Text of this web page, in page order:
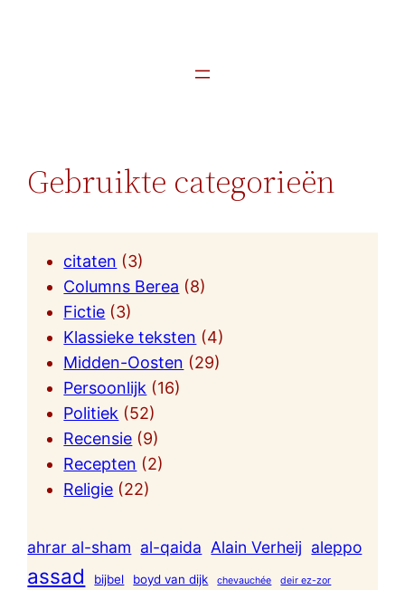
Gebruikte categorieën
citaten (3)
Columns Berea (8)
Fictie (3)
Klassieke teksten (4)
Midden-Oosten (29)
Persoonlijk (16)
Politiek (52)
Recensie (9)
Recepten (2)
Religie (22)
ahrar al-sham al-qaida Alain Verheij aleppo
assad bijbel boyd van dijk chevauchée deir ez-zor